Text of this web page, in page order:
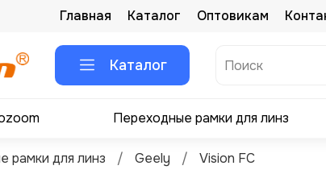
Главная Каталог Оптовикам
Каталог
Переходные рамки для линз
рамки для линз Geely Vision FC